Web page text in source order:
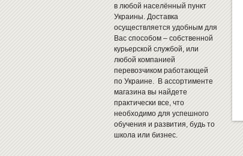
в любой населённый пункт
Украины. Доставка
осуществляется удобным для
Вас способом – собственной
курьерской службой, или
любой компанией
перевозчиком работающей
по Украине. В ассортименте
магазина вы найдете
практически все, что
необходимо для успешного
обучения и развития, будь то
школа или бизнес.